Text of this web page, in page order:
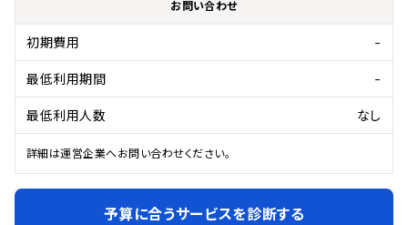
お問い合わせ
初期費用 -
最低利用期間 -
最低利用人数 なし
詳細は運営企業へお問い合わせください。
予算に合うサービスを診断する